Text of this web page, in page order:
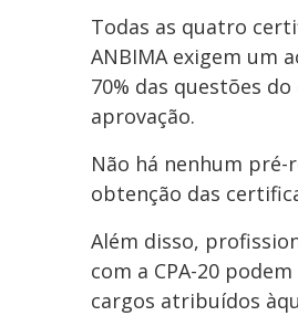
Todas as quatro
ANBIMA exigem um
70% das questões
aprovação.
Não há nenhum
obtenção das
Além disso,
com a CPA-20
cargos atribuídos